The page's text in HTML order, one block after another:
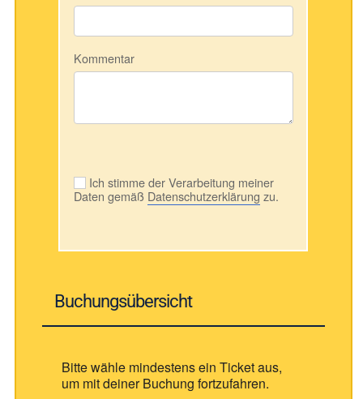
Kommentar
Ich stimme der Verarbeitung meiner
Daten gemäß Datenschutzerklärung zu.
Buchungsübersicht
Bitte wähle mindestens ein Ticket aus,
um mit deiner Buchung fortzufahren.